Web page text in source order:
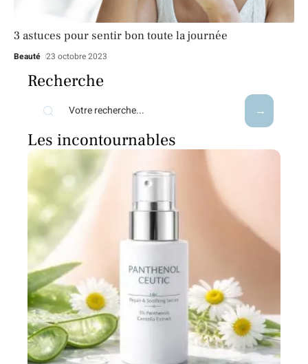
3 astuces pour sentir bon toute la journée
Beauté 23 octobre 2023
Recherche
Les incontournables